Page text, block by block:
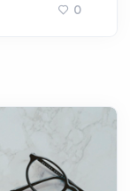
0